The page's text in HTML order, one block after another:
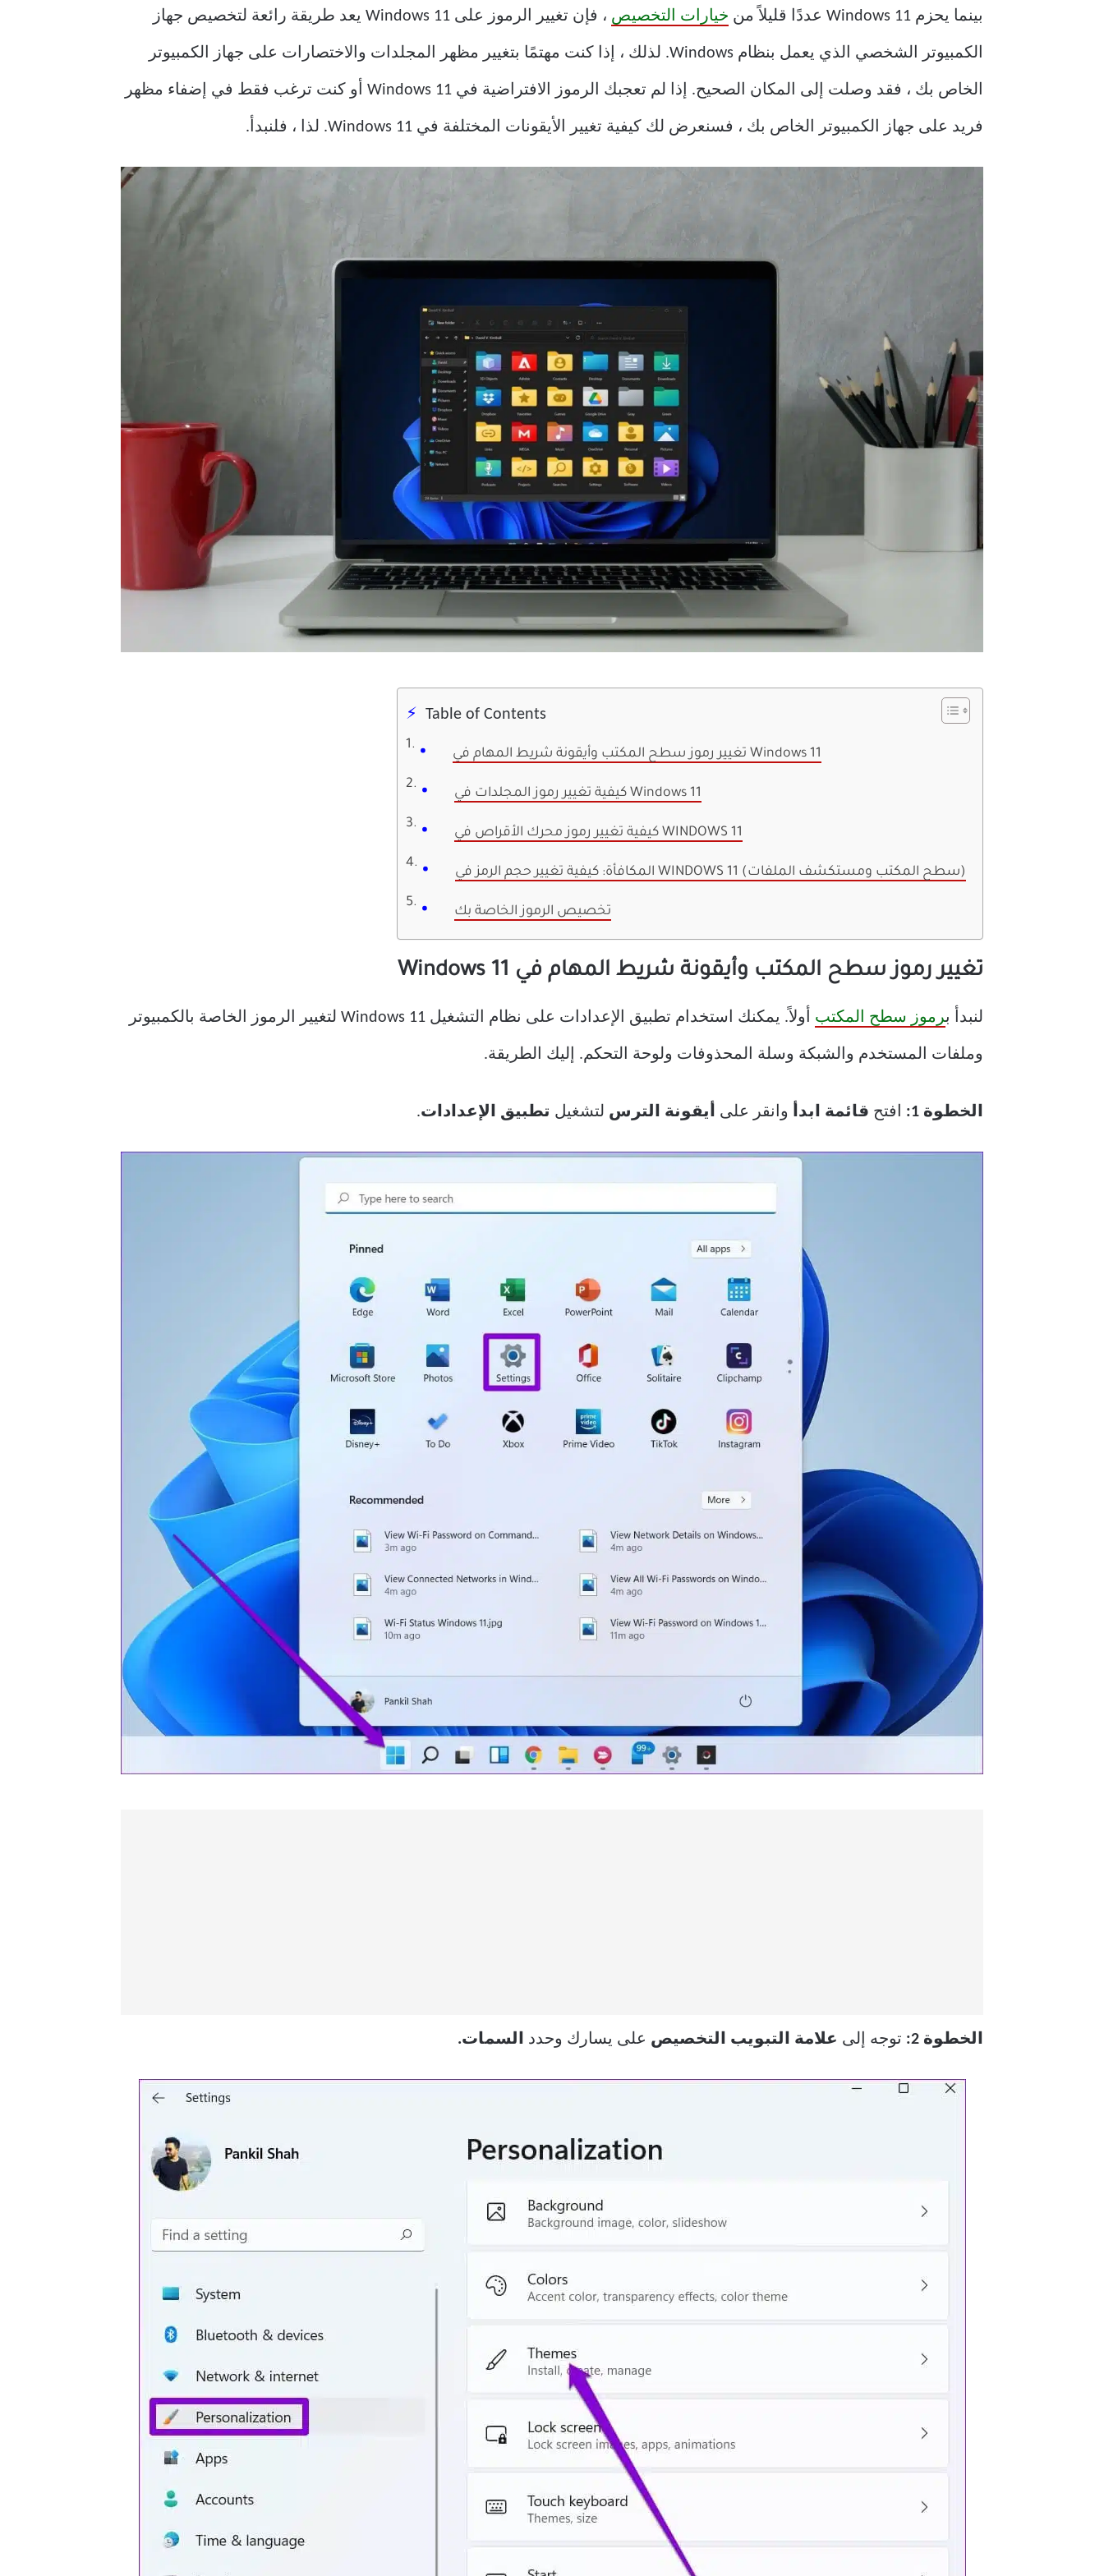
بينما يحزم Windows 11 عددًا قليلاً من خيارات التخصيص ، فإن تغيير الرموز على Windows 11 يعد طريقة رائعة لتخصيص جهاز
الكمبيوتر الشخصي الذي يعمل بنظام Windows. لذلك ، إذا كنت مهتمًا بتغيير مظهر المجلدات والاختصارات على جهاز الكمبيوتر
الخاص بك ، فقد وصلت إلى المكان الصحيح. إذا لم تعجبك الرموز الافتراضية في Windows 11 أو كنت ترغب فقط في إضفاء مظهر
فريد على جهاز الكمبيوتر الخاص بك ، فسنعرض لك كيفية تغيير الأيقونات المختلفة في Windows 11. لذا ، فلنبدأ.
Table of Contents
تغيير رموز سطح المكتب وأيقونة شريط المهام في Windows 11
كيفية تغيير رموز المجلدات في Windows 11
كيفية تغيير رموز محرك الأقراص في WINDOWS 11
المكافأة: كيفية تغيير حجم الرمز في WINDOWS 11 (سطح المكتب ومستكشف الملفات)
تخصيص الرموز الخاصة بك
تغيير رموز سطح المكتب وأيقونة شريط المهام في Windows 11
لنبدأ برموز سطح المكتب أولاً. يمكنك استخدام تطبيق الإعدادات على نظام التشغيل Windows 11 لتغيير الرموز الخاصة بالكمبيوتر
وملفات المستخدم والشبكة وسلة المحذوفات ولوحة التحكم. إليك الطريقة.
الخطوة 1: افتح قائمة ابدأ وانقر على أيقونة الترس لتشغيل تطبيق الإعدادات.
الخطوة 2: توجه إلى علامة التبويب التخصيص على يسارك وحدد السمات.